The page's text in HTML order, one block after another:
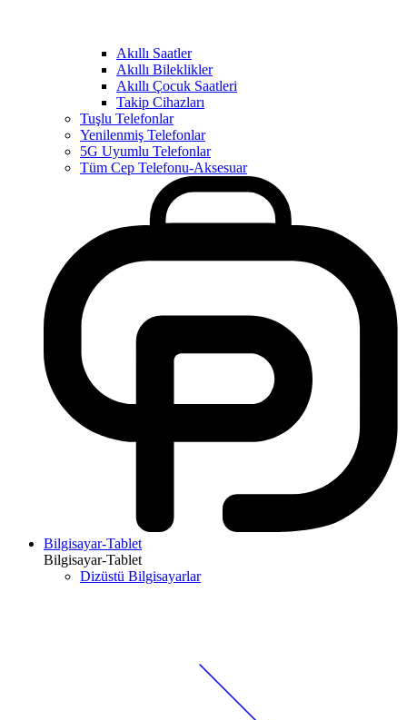
Akıllı Saatler
Akıllı Bileklikler
Akıllı Çocuk Saatleri
Takip Cihazları
Tuşlu Telefonlar
Yenilenmiş Telefonlar
5G Uyumlu Telefonlar
Tüm Cep Telefonu-Aksesuar
Bilgisayar-Tablet
Bilgisayar-Tablet
Dizüstü Bilgisayarlar